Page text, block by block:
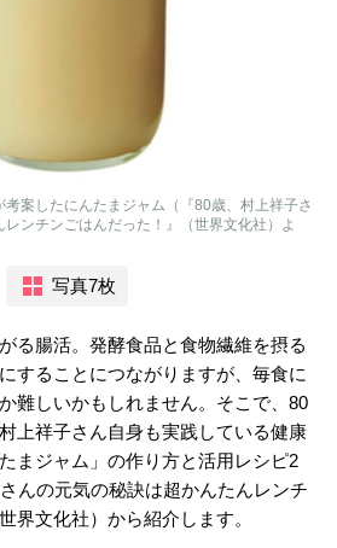
案したにんたまジャム（『80歳、村上祥子さ
ンチンごはんだった！』（世界文化社）よ
写真7枚
る腸活。発酵食品と食物繊維を摂る
することにつながりますが、毎食に
難しいかもしれません。そこで、80
上祥子さん自身も実践している健康
まジャム」の作り方と活用レシピ2
んの元気の秘訣は超かんたんレンチ
界文化社）から紹介します。